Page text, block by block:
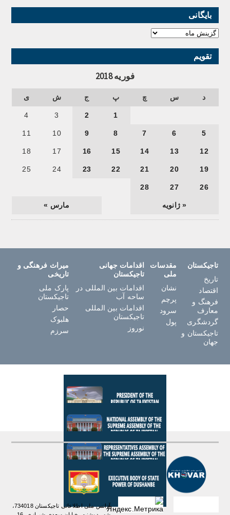
بایگانی
تقویم
فوریه 2018
د س چ پ ج ش ی
« ژانویه مارس »
1
2
3
4
5
6
7
8
9
10
11
12
13
14
15
16
17
18
19
20
21
22
23
24
25
26
27
28
تاجیکستان
تاریخ
اقتصاد
فرهنگ و
معارف
گردشگری
تاجیکستان و
جهان
مقدسات
ملی
نشان
پرچم
سرود
پول
اقدامات جهانی
تاجیکستان
اقدامات بین المللی در
ساحه آب
اقدامات بین المللی
تاجیکستان
نوروز
میراث فرهنگی و
تاریخی
پارک ملی
تاجیکستان
حصار
هلبوک
سرزم
آژانس ملی اطلاعاتی تاجیکستان 734018،